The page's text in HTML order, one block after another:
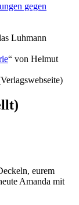
gegen
Luhmann
“ von Helmut
eurem
Amanda mit